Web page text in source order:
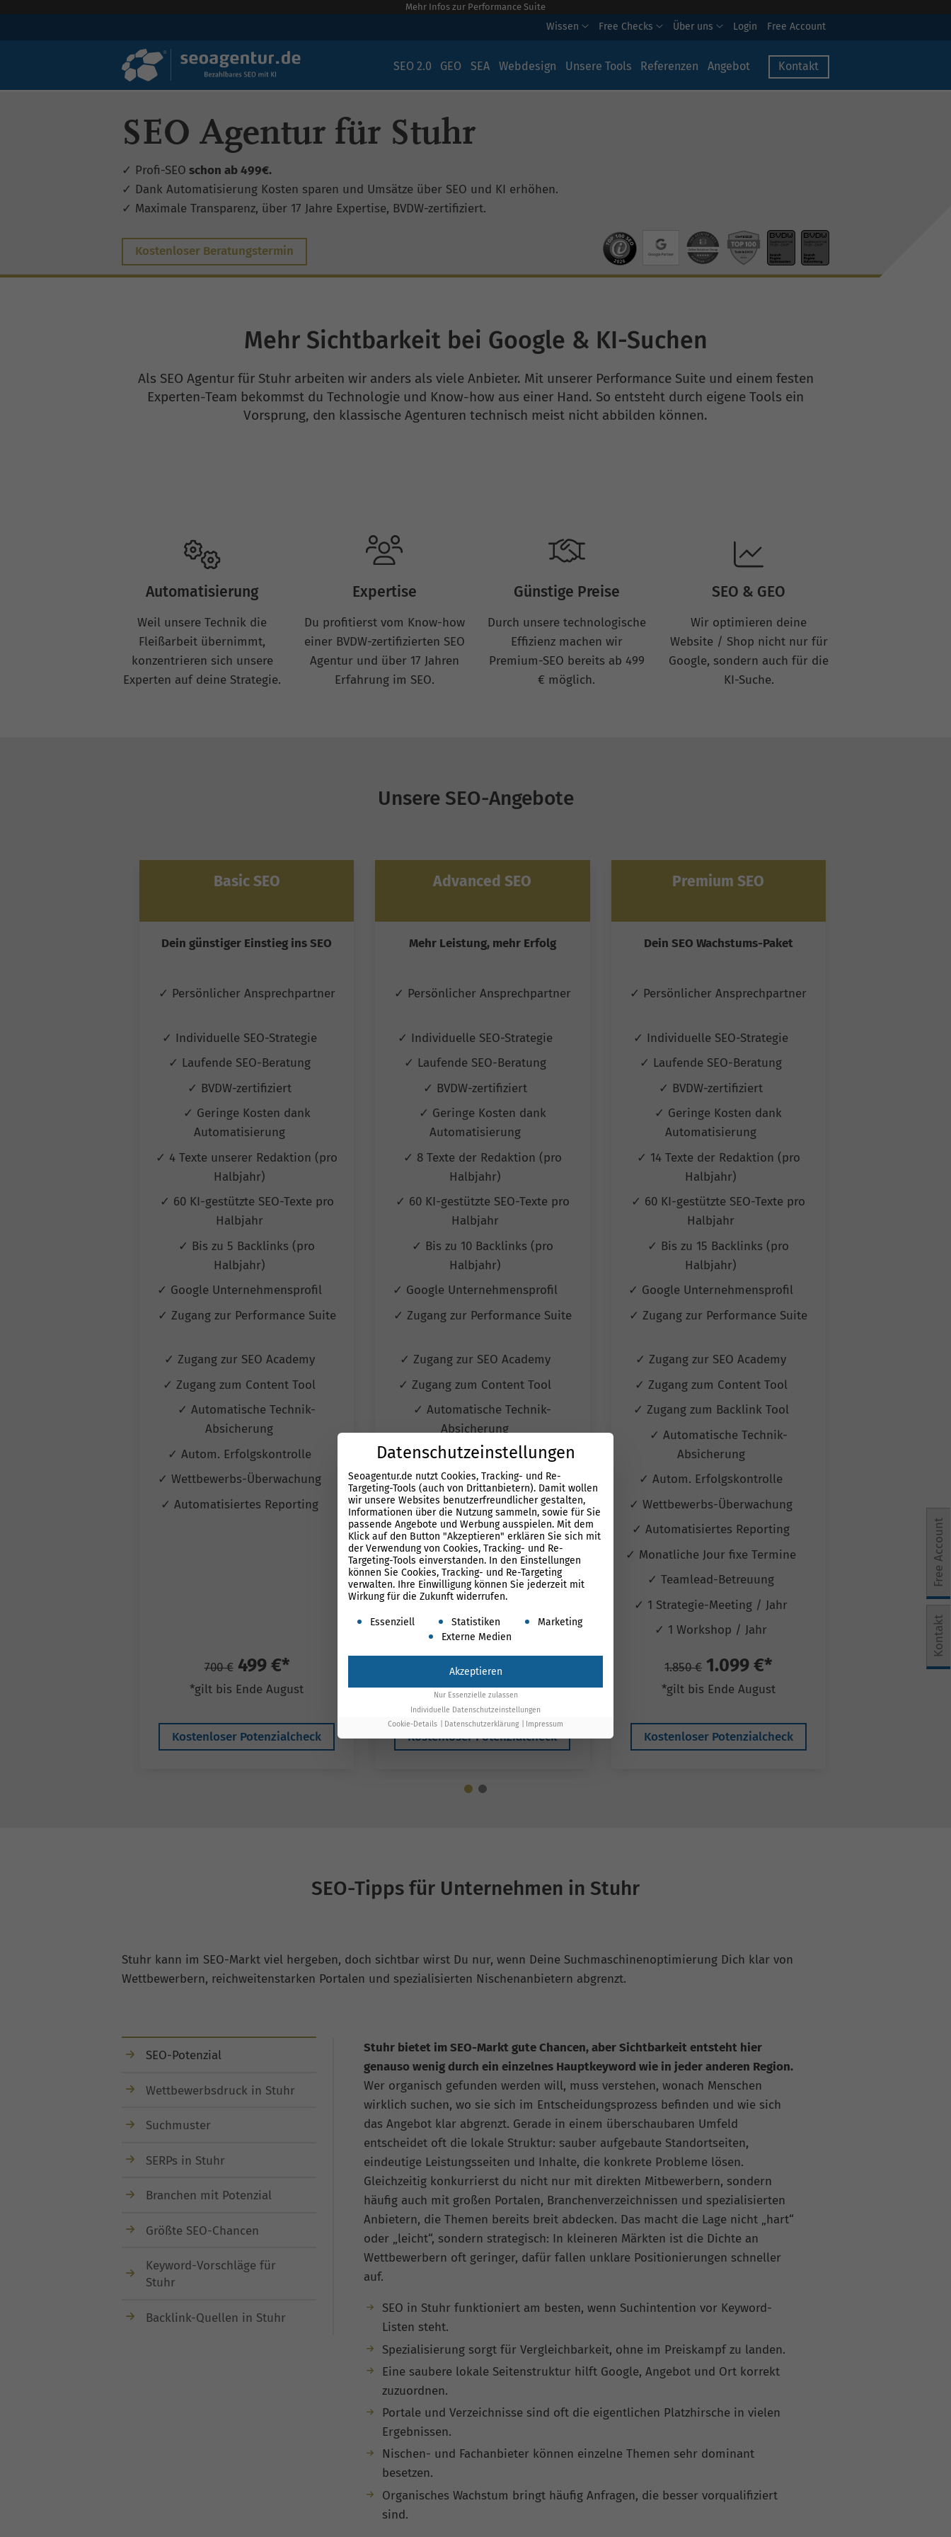
Mehr Infos zur Performance Suite
Wissen Free Checks Über uns Login Free Account
SEO 2.0 GEO SEA Webdesign Unsere Tools Referenzen Angebot Kontakt
SEO Agentur für Stuhr
✓ Profi-SEO schon ab 499€.
✓ Dank Automatisierung Kosten sparen und Umsätze über SEO und KI erhöhen.
✓ Maximale Transparenz, über 17 Jahre Expertise, BVDW-zertifiziert.
Kostenloser Beratungstermin
Mehr Sichtbarkeit bei Google & KI-Suchen
Als SEO Agentur für Stuhr arbeiten wir anders als viele Anbieter. Mit unserer Performance Suite und einem festen
Experten-Team bekommst du Technologie und Know-how aus einer Hand. So entsteht durch eigene Tools ein
Vorsprung, den klassische Agenturen technisch meist nicht abbilden können.
Automatisierung
Weil unsere Technik die
Fleißarbeit übernimmt,
konzentrieren sich unsere
Experten auf deine Strategie.
Expertise
Du profitierst vom Know-how
einer BVDW-zertifizierten SEO
Agentur und über 17 Jahren
Erfahrung im SEO.
Günstige Preise
Durch unsere technologische
Effizienz machen wir
Premium-SEO bereits ab 499
€ möglich.
SEO & GEO
Wir optimieren deine
Website / Shop nicht nur für
Google, sondern auch für die
KI-Suche.
Unsere SEO-Angebote
Basic SEO
Dein günstiger Einstieg ins SEO
✓ Persönlicher Ansprechpartner
✓ Individuelle SEO-Strategie
✓ Laufende SEO-Beratung
✓ BVDW-zertifiziert
✓ Geringe Kosten dank
Automatisierung
✓ 4 Texte unserer Redaktion (pro
Halbjahr)
✓ 60 KI-gestützte SEO-Texte pro
Halbjahr
✓ Bis zu 5 Backlinks (pro
Halbjahr)
✓ Google Unternehmensprofil
✓ Zugang zur Performance Suite
✓ Zugang zur SEO Academy
✓ Zugang zum Content Tool
✓ Automatische Technik-
Absicherung
✓ Autom. Erfolgskontrolle
✓ Wettbewerbs-Überwachung
✓ Automatisiertes Reporting
700 €499 €*
*gilt bis Ende August
Kostenloser Potenzialcheck
Advanced SEO
Mehr Leistung, mehr Erfolg
✓ Persönlicher Ansprechpartner
✓ Individuelle SEO-Strategie
✓ Laufende SEO-Beratung
✓ BVDW-zertifiziert
✓ Geringe Kosten dank
Automatisierung
✓ 8 Texte der Redaktion (pro
Halbjahr)
✓ 60 KI-gestützte SEO-Texte pro
Halbjahr
✓ Bis zu 10 Backlinks (pro
Halbjahr)
✓ Google Unternehmensprofil
✓ Zugang zur Performance Suite
✓ Zugang zur SEO Academy
✓ Zugang zum Content Tool
✓ Automatische Technik-
Absicherung
✓ Autom. Erfolgskontrolle
✓ Wettbewerbs-Überwachung
✓ Automatisiertes Reporting
✓ Quartals Jour fixe Termine
1.100 €699 €*
*gilt bis Ende August
Kostenloser Potenzialcheck
Premium SEO
Dein SEO Wachstums-Paket
✓ Persönlicher Ansprechpartner
✓ Individuelle SEO-Strategie
✓ Laufende SEO-Beratung
✓ BVDW-zertifiziert
✓ Geringe Kosten dank
Automatisierung
✓ 14 Texte der Redaktion (pro
Halbjahr)
✓ 60 KI-gestützte SEO-Texte pro
Halbjahr
✓ Bis zu 15 Backlinks (pro
Halbjahr)
✓ Google Unternehmensprofil
✓ Zugang zur Performance Suite
✓ Zugang zur SEO Academy
✓ Zugang zum Content Tool
✓ Zugang zum Backlink Tool
✓ Automatische Technik-
Absicherung
✓ Autom. Erfolgskontrolle
✓ Wettbewerbs-Überwachung
✓ Automatisiertes Reporting
✓ Monatliche Jour fixe Termine
✓ Teamlead-Betreuung
✓ 1 Strategie-Meeting / Jahr
✓ 1 Workshop / Jahr
1.850 € 1.099 €*
*gilt bis Ende August
Kostenloser Potenzialcheck
✓
✓
✓ Monatliche
✓
✓ 1
✓ 1
3.250 €
SEO-Tipps für Unternehmen in Stuhr
Stuhr kann im SEO-Markt viel hergeben, doch sichtbar wirst Du nur, wenn Deine Suchmaschinenoptimierung Dich klar von
Wettbewerbern, reichweitenstarken Portalen und spezialisierten Nischenanbietern abgrenzt.
SEO-Potenzial
Wettbewerbsdruck in Stuhr
Suchmuster
SERPs in Stuhr
Branchen mit Potenzial
Größte SEO-Chancen
Keyword-Vorschläge für
Stuhr
Backlink-Quellen in Stuhr
Stuhr bietet im SEO-Markt gute Chancen, aber Sichtbarkeit entsteht hier
genauso wenig durch ein einzelnes Hauptkeyword wie in jeder anderen Region.
Wer organisch gefunden werden will, muss verstehen, wonach Menschen
wirklich suchen, wo sie sich im Entscheidungsprozess befinden und wie sich
das Angebot klar abgrenzt. Gerade in einem überschaubaren Umfeld
entscheidet oft die lokale Struktur: sauber aufgebaute Standortseiten,
eindeutige Leistungsseiten und Inhalte, die konkrete Probleme lösen.
Gleichzeitig konkurrierst du nicht nur mit direkten Mitbewerbern, sondern
häufig auch mit großen Portalen, Branchenverzeichnissen und spezialisierten
Anbietern, die Themen bereits breit abdecken. Das macht die Lage nicht „hart“
oder „leicht“, sondern strategisch: In kleineren Märkten ist die Dichte an
Wettbewerbern oft geringer, dafür fallen unklare Positionierungen schneller
auf.
SEO in Stuhr funktioniert am besten, wenn Suchintention vor Keyword-
Listen steht.
Spezialisierung sorgt für Vergleichbarkeit, ohne im Preiskampf zu landen.
Eine saubere lokale Seitenstruktur hilft Google, Angebot und Ort korrekt
zuzuordnen.
Portale und Verzeichnisse sind oft die eigentlichen Platzhirsche in vielen
Ergebnissen.
Nischen- und Fachanbieter können einzelne Themen sehr dominant
besetzen.
Organisches Wachstum bringt häufig Anfragen, die besser vorqualifiziert
sind.
Kontakt
Free Account
Datenschutzeinstellungen
Seoagentur.de nutzt Cookies, Tracking- und Re-
Targeting-Tools (auch von Drittanbietern). Damit wollen
wir unsere Websites benutzerfreundlicher gestalten,
Informationen über die Nutzung sammeln, sowie für Sie
passende Angebote und Werbung ausspielen. Mit dem
Klick auf den Button "Akzeptieren" erklären Sie sich mit
der Verwendung von Cookies, Tracking- und Re-
Targeting-Tools einverstanden. In den Einstellungen
können Sie Cookies, Tracking- und Re-Targeting
verwalten. Ihre Einwilligung können Sie jederzeit mit
Wirkung für die Zukunft widerrufen.
Es folgt eine Liste der Service-Gruppen, für die eine Einwilligung erteilt werden kann. Die erste Service-
Essenziell Statistiken
Marketing
Externe Medien
Akzeptieren
Nur Essenzielle zulassen
Individuelle Datenschutzeinstellungen
Cookie-Details
Datenschutzerklärung Impressum